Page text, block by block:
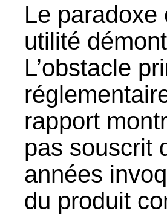
Le paradoxe
utilité
L’obstacle
rapport
pas souscrit
années
du produit